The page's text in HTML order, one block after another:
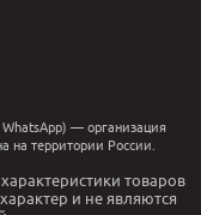
— организация
на территории России.
товаров
и не являются